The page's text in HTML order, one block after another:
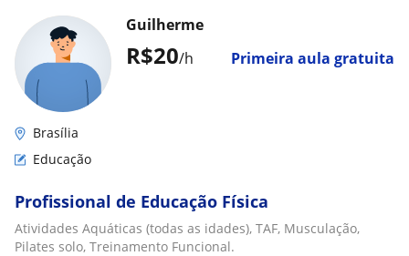
R$20/h Primeira aula gratuita
Guilherme
Brasília
Educação
Profissional de Educação Física
Atividades Aquáticas (todas as idades), TAF, Musculação,
Pilates solo, Treinamento Funcional.